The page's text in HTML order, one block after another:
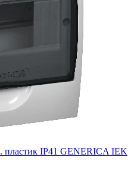
IP41 GENERICA IEK